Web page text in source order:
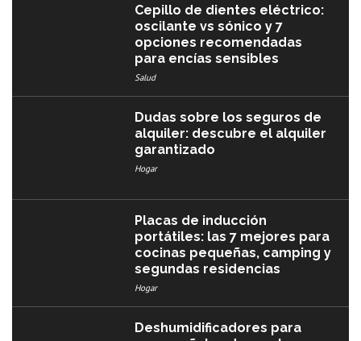
Cepillo de dientes eléctrico:
oscilante vs sónico y 7
opciones recomendadas
para encías sensibles
Salud
Dudas sobre los seguros de
alquiler: descubre el alquiler
garantizado
Hogar
Placas de inducción
portátiles: las 7 mejores para
cocinas pequeñas, camping y
segundas residencias
Hogar
Deshumidificadores para